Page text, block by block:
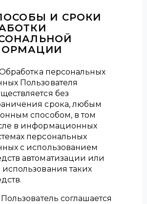
И СРОКИ
Обработка персональных
Пользователя
без
срока, любым
способом, в том
в информационных
персональных
с использованием
автоматизации или
использования таких
Пользователь соглашается